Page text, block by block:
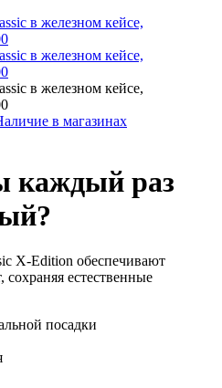
в магазинах
каждый раз
X-Edition обеспечивают
естественные
посадки